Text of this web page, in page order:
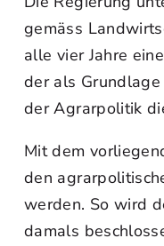
gemäss
alle vier Jahre
der als
der Agrarpolitik
Mit dem
den
werden. So wird
damals